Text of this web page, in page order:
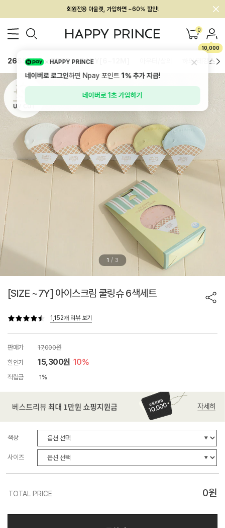
멤버십 최대 28,000원 혜택
0
10,000
26SS 신상 BEST BABY[6~12M] 하의/레깅스
1 / 3
[SIZE ~7Y] 아이스크림 쿨링슈 6색세트
1,152개 리뷰 보기
판매가
17,000원
할인가
15,300원 10%
적립금 1%
색상
사이즈
TOTAL PRICE 0원
HAPPY PRINCE
네이버로 로그인하면 Npay 포인트1%추가 지급!
네이버로 1초 가입하기